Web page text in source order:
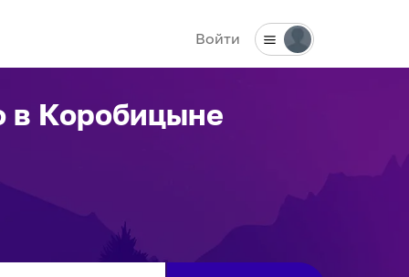
Войти
в Коробицыне